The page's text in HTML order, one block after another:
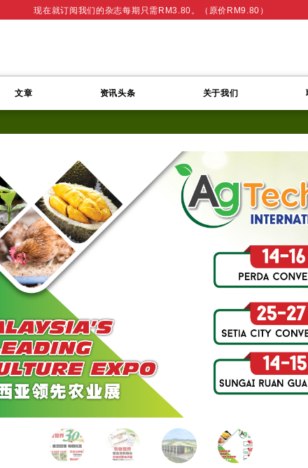
现在就订阅我们的杂志每期只需RM3.80。（原价RM9.80）
文章 资讯头条 关于我们